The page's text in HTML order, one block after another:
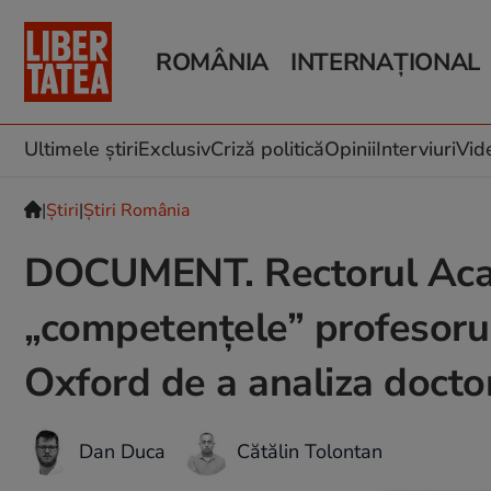
ROMÂNIA
Știri Locale
Politică
Infrastructura
INTERNAȚIONAL
Război în Ucraina
Război în Iran
Ultimele știriExclusivCriză politicăOpiniiInterviuri
|Ştiri|Știri România
DOCUMENT. Rectorul
„competențele”
Oxford de a analiza
Dan Duca Cătălin Tolontan